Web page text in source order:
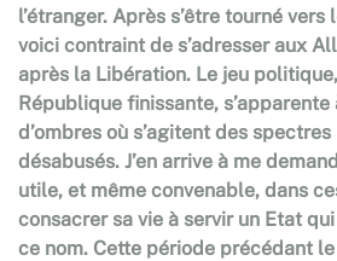
l’étranger. Après s’être tourné
voici contraint de s’adresser aux
après la Libération. Le jeu
République finissante, s’apparente
d’ombres où s’agitent des
désabusés. J’en arrive à me
utile, et même convenable, dans
consacrer sa vie à servir un Etat
ce nom. Cette période précédant